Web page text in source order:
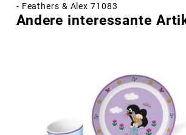
- Feathers & Alex 71083
Andere interessante